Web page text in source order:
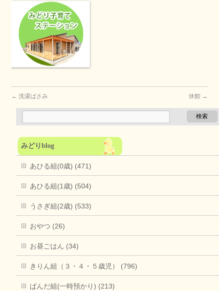
← 洗濯ばさみ 休館 →
みどりblog
あひる組(0歳) (471)
あひる組(1歳) (504)
うさぎ組(2歳) (533)
おやつ (26)
お昼ごはん (34)
きりん組（３・４・５歳児） (796)
ぱんだ組(一時預かり) (213)